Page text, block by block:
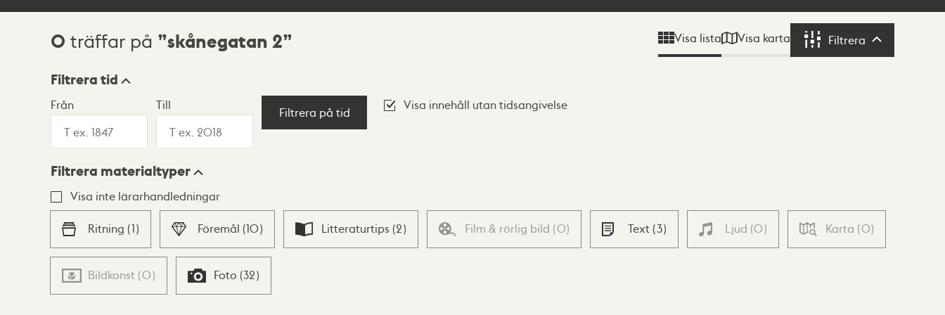
Sökresultat
0 träffar på skånegatan 2 Visa lista Visa karta Filtrera Filtrera
Visningsläge
Lista Karta
Filtrera tid
Från Till
Filtrera på tid
Visa innehåll utan tidsangivelse
Filtrera materialtyper
Visa inte lärarhandledningar
Ritning (1) Föremål (10) Litteraturtips (2) Film & rörlig bild (0) Text (3) Ljud (0) Karta (0)
Bildkonst (0) Foto (32)